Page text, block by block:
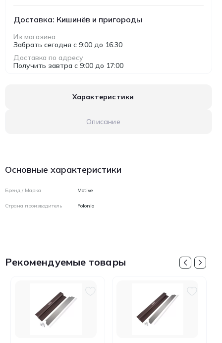
Доставка: Кишинёв и пригороды
Из магазина
Забрать сегодня с 9:00 до 16:30
Доставка по адресу
Получить завтра с 9:00 до 17:00
Характеристики
Описание
Основные характеристики
Бренд / Марка Motive
Страна производитель Polonia
Рекомендуемые товары